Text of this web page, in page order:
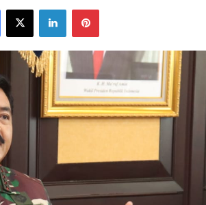
Facebook
X LinkedInPinterest